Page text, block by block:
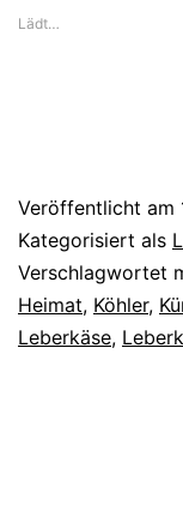
Lädt…
Veröffentlicht am
Kategorisiert als
Verschlagwortet
Heimat, Köhler,
Leberkäse,